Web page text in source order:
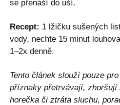
se přenáší do uší.
Recept: 1 lžičku sušených
vody, nechte 15 minut
1–2x denně.
Tento článek slouží pouze
příznaky přetrvávají, zhoršují
horečka či ztráta sluchu,